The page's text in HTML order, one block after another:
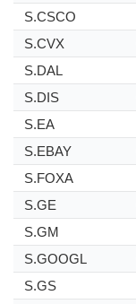
S.CSCO
S.CVX
S.DAL
S.DIS
S.EA
S.EBAY
S.FOXA
S.GE
S.GM
S.GOOGL
S.GS